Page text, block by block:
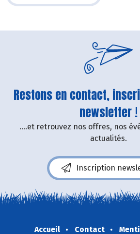
Restons en contact,
newsletter !
....et retrouvez nos offres, nos
actualités.
Inscription
Accueil Contact